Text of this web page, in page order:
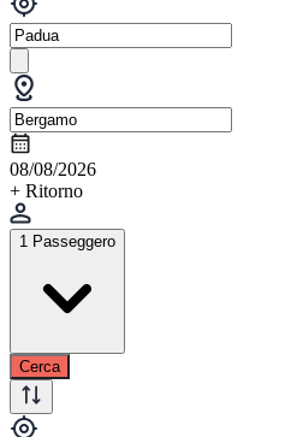
08/08/2026
+ Ritorno
1 Passeggero
Cerca